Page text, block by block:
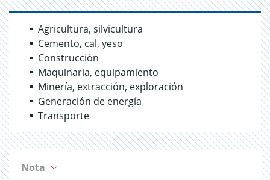
Agricultura, silvicultura
Cemento, cal, yeso
Construcción
Maquinaria, equipamiento
Minería, extracción, exploración
Generación de energía
Transporte
Nota